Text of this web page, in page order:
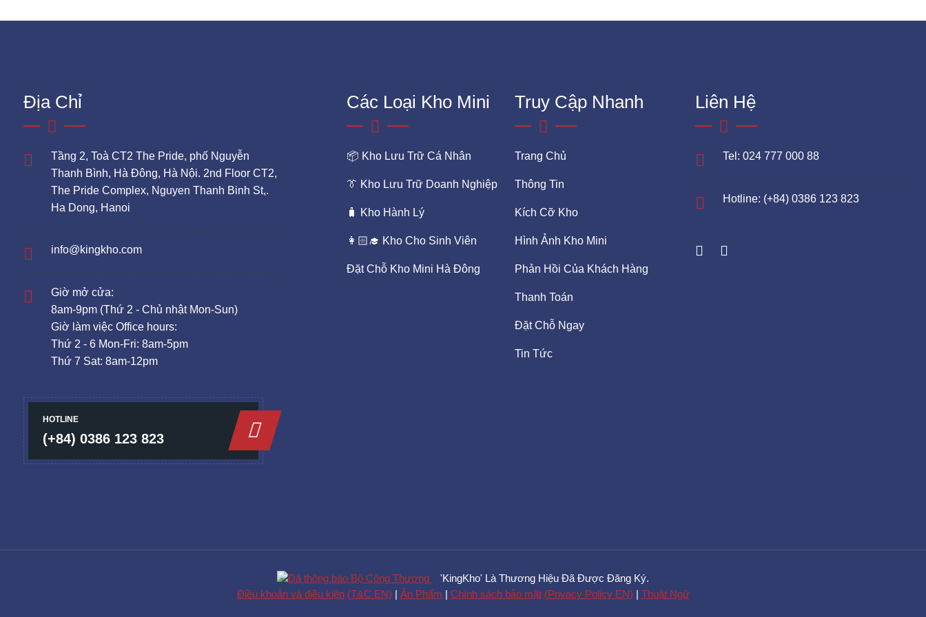
Địa Chỉ
Tầng 2, Toà CT2 The Pride, phố Nguyễn
Thanh Bình, Hà Đông, Hà Nội. 2nd Floor CT2,
The Pride Complex, Nguyen Thanh Binh St,.
Ha Dong, Hanoi
info@kingkho.com
Giờ mở cửa:
8am-9pm (Thứ 2 - Chủ nhật Mon-Sun)
Giờ làm việc Office hours:
Thứ 2 - 6 Mon-Fri: 8am-5pm
Thứ 7 Sat: 8am-12pm
HOTLINE
(+84) 0386 123 823
Các Loại Kho Mini
📦 Kho Lưu Trữ Cá Nhân
👔 Kho Lưu Trữ Doanh Nghiệp
🧳 Kho Hành Lý
👩🏻‍🎓 Kho Cho Sinh Viên
Đặt Chỗ Kho Mini Hà Đông
Truy Cập Nhanh
Trang Chủ
Thông Tin
Kích Cỡ Kho
Hình Ảnh Kho Mini
Phản Hồi Của Khách Hàng
Thanh Toán
Đặt Chỗ Ngay
Tin Tức
Liên Hệ
Tel: 024 777 000 88
Hotline: (+84) 0386 123 823
'KingKho' Là Thương Hiệu Đã Được Đăng Ký.
Điều khoản và điều kiện (T&C EN) Ấn Phẩm Chính sách bảo mật (Privacy Policy EN) Thuật Ngữ